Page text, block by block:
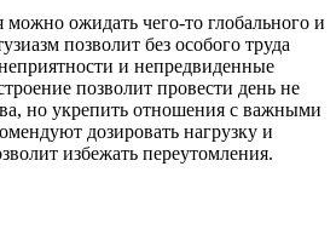
ожидать чего-то глобального и
позволит без особого труда
и непредвиденные
позволит провести день не
но укрепить отношения с важными
дозировать нагрузку и
избежать переутомления.